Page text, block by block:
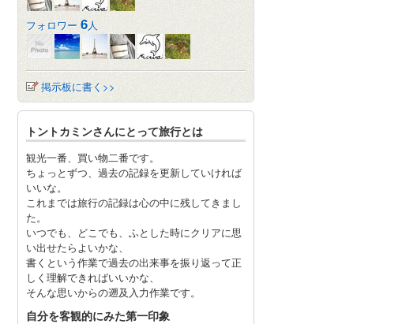
フォロワー 6人
掲示板に書く>>
トントカミンさんにとって旅行とは
観光一番、買い物二番です。
ちょっとずつ、過去の記録を更新していければ
いいな。
これまでは旅行の記録は心の中に残してきまし
た。
いつでも、どこでも、ふとした時にクリアに思
い出せたらよいかな、
書くという作業で過去の出来事を振り返って正
しく理解できればいいかな、
そんな思いからの遡及入力作業です。
自分を客観的にみた第一印象